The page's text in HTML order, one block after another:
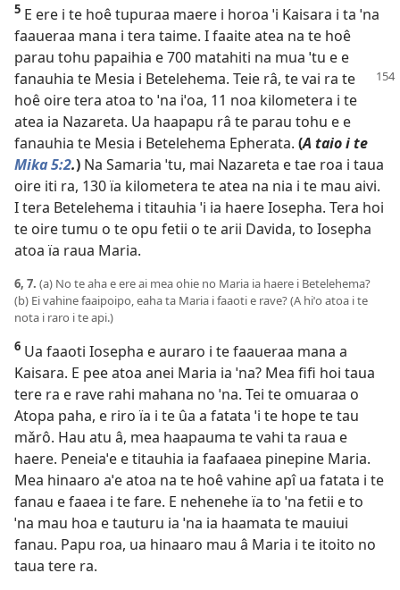
5 E ere i te hoê tupuraa maere i horoa ˈi Kaisara i ta ˈna
faaueraa mana i tera taime. I faaite atea na te hoê
parau tohu papaihia e 700 matahiti na mua ˈtu e e
fanauhia te Mesia i Betelehema. Teie râ, te vai ra te
hoê oire tera atoa to ˈna iˈoa, 11 noa kilometera i te
atea ia Nazareta. Ua haapapu râ te parau tohu e e
fanauhia te Mesia i Betelehema Epherata. (A taio i te
Mika 5:2.) Na Samaria ˈtu, mai Nazareta e tae roa i taua
oire iti ra, 130 ïa kilometera te atea na nia i te mau aivi.
I tera Betelehema i titauhia ˈi ia haere Iosepha. Tera hoi
te oire tumu o te opu fetii o te arii Davida, to Iosepha
atoa ïa raua Maria.
6, 7. (a) No te aha e ere ai mea ohie no Maria ia haere i Betelehema?
(b) Ei vahine faaipoipo, eaha ta Maria i faaoti e rave? (A hiˈo atoa i te
nota i raro i te api.)
6 Ua faaoti Iosepha e auraro i te faaueraa mana a
Kaisara. E pee atoa anei Maria ia ˈna? Mea fifi hoi taua
tere ra e rave rahi mahana no ˈna. Tei te omuaraa o
Atopa paha, e riro ïa i te ûa a fatata ˈi te hope te tau
mǎrô. Hau atu â, mea haapauma te vahi ta raua e
haere. Peneiaˈe e titauhia ia faafaaea pinepine Maria.
Mea hinaaro aˈe atoa na te hoê vahine apî ua fatata i te
fanau e faaea i te fare. E nehenehe ïa to ˈna fetii e to
ˈna mau hoa e tauturu ia ˈna ia haamata te mauiui
fanau. Papu roa, ua hinaaro mau â Maria i te itoito no
taua tere ra.